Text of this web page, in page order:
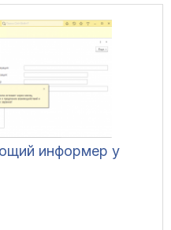
информер у